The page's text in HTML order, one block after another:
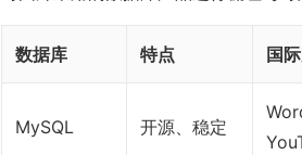
数据库 特点 国
MySQL 开源、稳定